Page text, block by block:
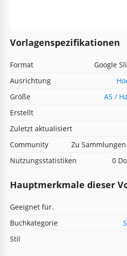
Vorlagenspezifikationen
Format
Google
Ausrichtung
Größe
A5 /
Erstellt
Zuletzt aktualisiert
Community
Zu
Nutzungsstatistiken
0
Hauptmerkmale dieser
Geeignet für.
Buchkategorie
Stil